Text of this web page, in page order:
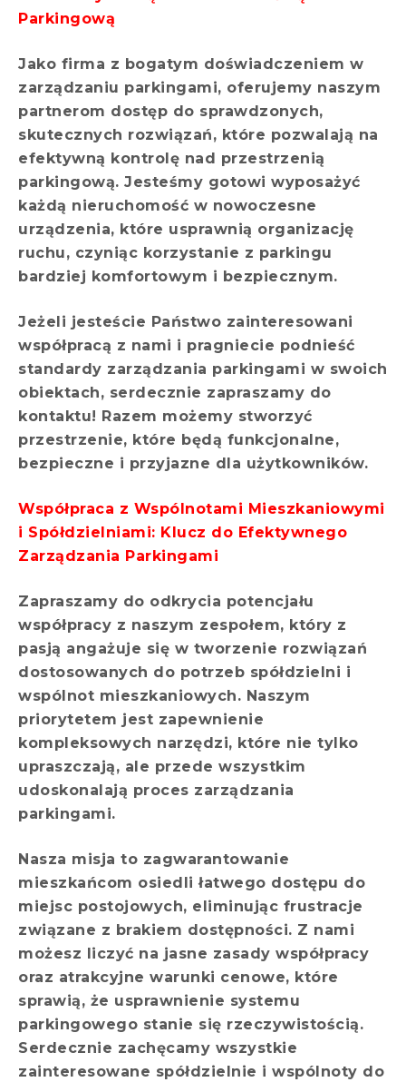
Parkingową
Jako firma z bogatym doświadczeniem w
zarządzaniu parkingami, oferujemy naszym
partnerom dostęp do sprawdzonych,
skutecznych rozwiązań, które pozwalają na
efektywną kontrolę nad przestrzenią
parkingową. Jesteśmy gotowi wyposażyć
każdą nieruchomość w nowoczesne
urządzenia, które usprawnią organizację
ruchu, czyniąc korzystanie z parkingu
bardziej komfortowym i bezpiecznym.
Jeżeli jesteście Państwo zainteresowani
współpracą z nami i pragniecie podnieść
standardy zarządzania parkingami w swoich
obiektach, serdecznie zapraszamy do
kontaktu! Razem możemy stworzyć
przestrzenie, które będą funkcjonalne,
bezpieczne i przyjazne dla użytkowników.
Współpraca z Wspólnotami Mieszkaniowymi
i Spółdzielniami: Klucz do Efektywnego
Zarządzania Parkingami
Zapraszamy do odkrycia potencjału
współpracy z naszym zespołem, który z
pasją angażuje się w tworzenie rozwiązań
dostosowanych do potrzeb spółdzielni i
wspólnot mieszkaniowych. Naszym
priorytetem jest zapewnienie
kompleksowych narzędzi, które nie tylko
upraszczają, ale przede wszystkim
udoskonalają proces zarządzania
parkingami.
Nasza misja to zagwarantowanie
mieszkańcom osiedli łatwego dostępu do
miejsc postojowych, eliminując frustracje
związane z brakiem dostępności. Z nami
możesz liczyć na jasne zasady współpracy
oraz atrakcyjne warunki cenowe, które
sprawią, że usprawnienie systemu
parkingowego stanie się rzeczywistością.
Serdecznie zachęcamy wszystkie
zainteresowane spółdzielnie i wspólnoty do